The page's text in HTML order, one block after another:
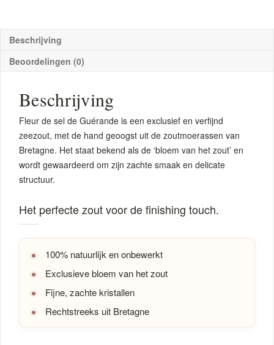
Beschrijving
Beoordelingen (0)
Beschrijving
Fleur de sel de Guérande is een exclusief en verfijnd
zeezout, met de hand geoogst uit de zoutmoerassen van
Bretagne. Het staat bekend als de ‘bloem van het zout’ en
wordt gewaardeerd om zijn zachte smaak en delicate
structuur.
Het perfecte zout voor de finishing touch.
100% natuurlijk en onbewerkt
Exclusieve bloem van het zout
Fijne, zachte kristallen
Rechtstreeks uit Bretagne